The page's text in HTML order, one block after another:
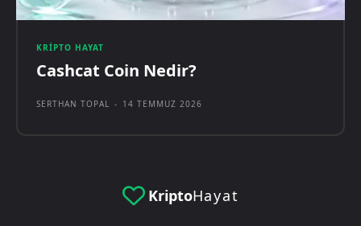
KRIPTO HAYAT
Cashcat Coin Nedir?
SERTHAN TOPAL - 14 TEMMUZ 2026
KriptoHayat